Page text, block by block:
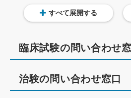
すべて展開する
臨床試験の問い合わせ
治験の問い合わせ窓口